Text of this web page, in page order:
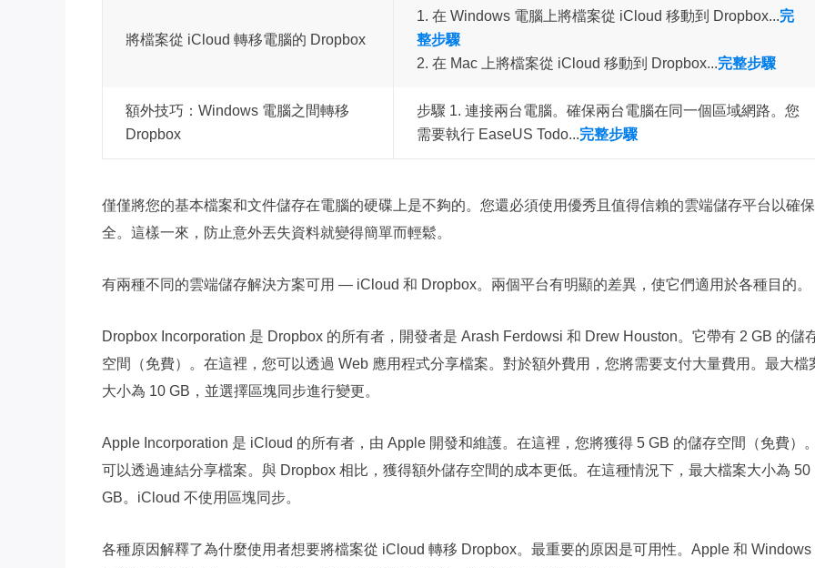
將檔案從 iCloud 轉移電腦的 Dropbox
1. 在 Windows 電腦上將檔案從 iCloud 移動到 Dropbox...完
整步驟
2. 在 Mac 上將檔案從 iCloud 移動到 Dropbox...完整步驟
額外技巧：Windows 電腦之間轉移
Dropbox
步驟 1. 連接兩台電腦。確保兩台電腦在同一個區域網路。您
需要執行 EaseUS Todo...完整步驟
僅僅將您的基本檔案和文件儲存在電腦的硬碟上是不夠的。您還必須使用優秀且值得信賴的雲端儲存平台以確
全。這樣一來，防止意外丟失資料就變得簡單而輕鬆。
有兩種不同的雲端儲存解決方案可用 — iCloud 和 Dropbox。兩個平台有明顯的差異，使它們適用於各種目的。
Dropbox Incorporation 是 Dropbox 的所有者，開發者是 Arash Ferdowsi 和 Drew Houston。它帶有 2 GB 的儲
空間（免費）。在這裡，您可以透過 Web 應用程式分享檔案。對於額外費用，您將需要支付大量費用。最大檔
大小為 10 GB，並選擇區塊同步進行變更。
Apple Incorporation 是 iCloud 的所有者，由 Apple 開發和維護。在這裡，您將獲得 5 GB 的儲存空間（免費）
可以透過連結分享檔案。與 Dropbox 相比，獲得額外儲存空間的成本更低。在這種情況下，最大檔案大小為 50
GB。iCloud 不使用區塊同步。
各種原因解釋了為什麼使用者想要將檔案從 iCloud 轉移 Dropbox。最重要的原因是可用性。Apple 和 Windows